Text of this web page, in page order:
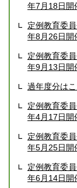
年7月18日開
定例教育委
年8月26日開
定例教育委
年9月13日開
過年度分は
定例教育委
年4月17日開
定例教育委
年5月25日開
定例教育委
年6月14日開